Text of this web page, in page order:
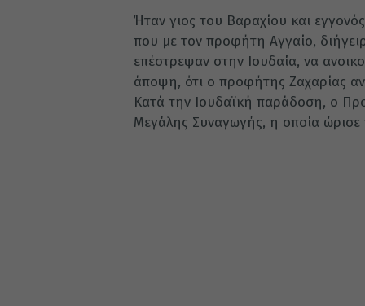
Ήταν γιος του Βαραχίου και
που με τον προφήτη Αγγαίο,
επέστρεψαν στην Ιουδαία, να
άποψη, ότι ο προφήτης Ζαχαρίας
Κατά την Ιουδαϊκή παράδοση, ο
Μεγάλης Συναγωγής, η οποία ώρισε